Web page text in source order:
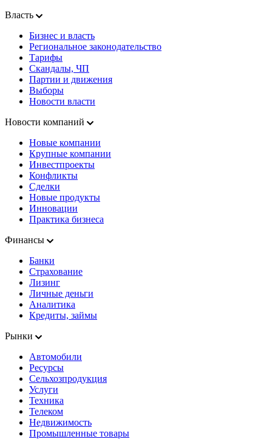
Власть
Бизнес и власть
Региональное законодательство
Тарифы
Скандалы, ЧП
Партии и движения
Выборы
Новости власти
Новости компаний
Новые компании
Крупные компании
Инвестпроекты
Конфликты
Сделки
Новые продукты
Инновации
Практика бизнеса
Финансы
Банки
Страхование
Лизинг
Личные деньги
Аналитика
Кредиты, займы
Рынки
Автомобили
Ресурсы
Сельхозпродукция
Услуги
Техника
Телеком
Недвижимость
Промышленные товары